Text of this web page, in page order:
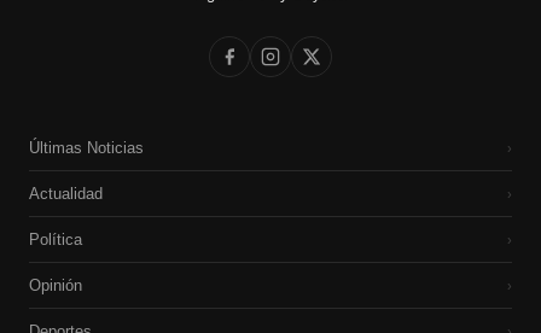
Últimas Noticias ›
Actualidad ›
Política ›
Opinión ›